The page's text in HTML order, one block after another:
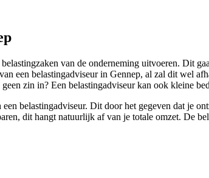
van de onderneming uitvoeren. Dit
een belastingadviseur in Gennep, al zal dit wel
zin in? Een belastingadviseur kan ook kleine
belastingadviseur. Dit door het gegeven dat je
dit hangt natuurlijk af van je totale omzet. De